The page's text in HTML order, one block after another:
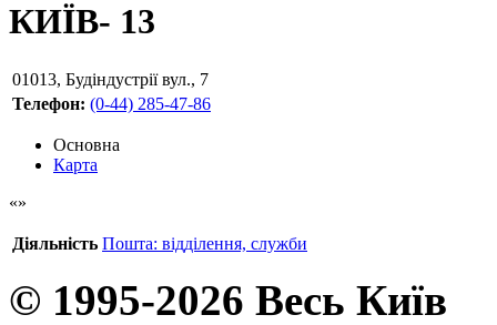
КИЇВ- 13
01013, Будіндустрії вул., 7
Телефон: (0-44) 285-47-86
Основна
Карта
Діяльність Пошта: відділення, служби
© 1995-2026 Весь Київ